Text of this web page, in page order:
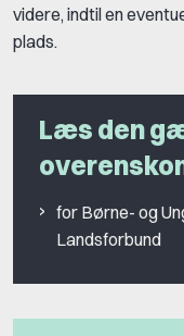
videre, indtil en
plads.
Læs den
for Børne- og
Landsforbund